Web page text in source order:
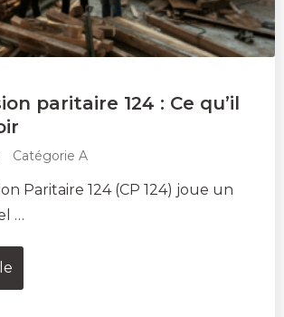
paritaire 124 : Ce qu’il
Catégorie A
Paritaire 124 (CP 124) joue un
…